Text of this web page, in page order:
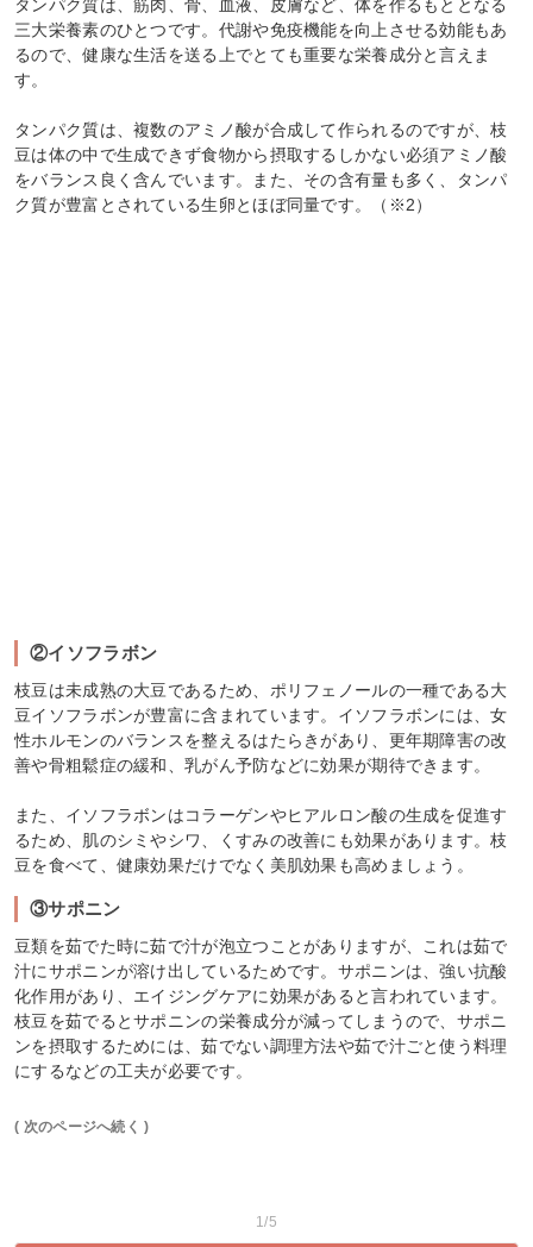
タンパク質は、筋肉、骨、血液、皮膚など、体を作るもととなる
三大栄養素のひとつです。代謝や免疫機能を向上させる効能もあ
るので、健康な生活を送る上でとても重要な栄養成分と言えま
す。
タンパク質は、複数のアミノ酸が合成して作られるのですが、枝
豆は体の中で生成できず食物から摂取するしかない必須アミノ酸
をバランス良く含んでいます。また、その含有量も多く、タンパ
ク質が豊富とされている生卵とほぼ同量です。（※2）
②イソフラボン
枝豆は未成熟の大豆であるため、ポリフェノールの一種である大
豆イソフラボンが豊富に含まれています。イソフラボンには、女
性ホルモンのバランスを整えるはたらきがあり、更年期障害の改
善や骨粗鬆症の緩和、乳がん予防などに効果が期待できます。
また、イソフラボンはコラーゲンやヒアルロン酸の生成を促進す
るため、肌のシミやシワ、くすみの改善にも効果があります。枝
豆を食べて、健康効果だけでなく美肌効果も高めましょう。
③サポニン
豆類を茹でた時に茹で汁が泡立つことがありますが、これは茹で
汁にサポニンが溶け出しているためです。サポニンは、強い抗酸
化作用があり、エイジングケアに効果があると言われています。
枝豆を茹でるとサポニンの栄養成分が減ってしまうので、サポニ
ンを摂取するためには、茹でない調理方法や茹で汁ごと使う料理
にするなどの工夫が必要です。
( 次のページへ続く )
1/5